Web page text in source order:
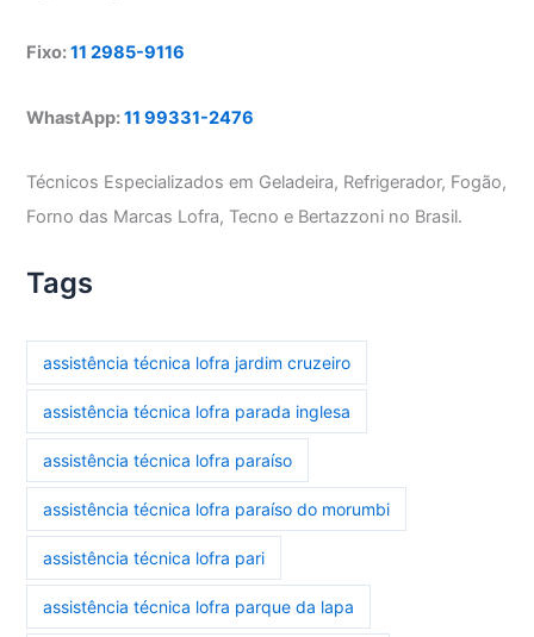
Fixo:11 2985-9116
WhastApp:11 99331-2476
Técnicos Especializados em Geladeira, Refrigerador, Fogão,
Forno das Marcas Lofra, Tecno e Bertazzoni no Brasil.
Tags
assistência técnica lofra jardim cruzeiro
assistência técnica lofra parada inglesa
assistência técnica lofra paraíso
assistência técnica lofra paraíso do morumbi
assistência técnica lofra pari
assistência técnica lofra parque da lapa